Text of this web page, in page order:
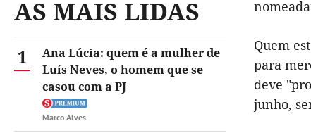
AS MAIS LIDAS
1
Ana Lúcia: quem é a mulher de
Luís Neves, o homem que se
casou com a PJ
Marco Alves
Quem
para
deve
junho,